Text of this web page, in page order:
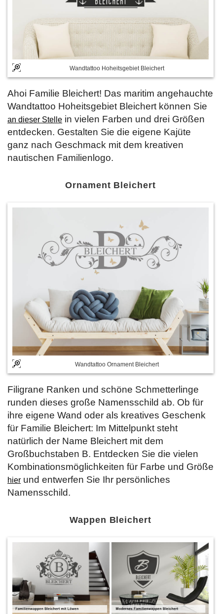
Wandtattoo Hoheitsgebiet Bleichert
Ahoi Familie Bleichert! Das maritim angehauchte
Wandtattoo Hoheitsgebiet Bleichert können Sie
an dieser Stelle in vielen Farben und drei Größen
entdecken. Gestalten Sie die eigene Kajüte
ganz nach Geschmack mit dem kreativen
nautischen Familienlogo.
Ornament Bleichert
Wandtattoo Ornament Bleichert
Filigrane Ranken und schöne Schmetterlinge
runden dieses große Namensschild ab. Ob für
ihre eigene Wand oder als kreatives Geschenk
für Familie Bleichert: Im Mittelpunkt steht
natürlich der Name Bleichert mit dem
Großbuchstaben B. Entdecken Sie die vielen
Kombinationsmöglichkeiten für Farbe und Größe
hier und entwerfen Sie Ihr persönliches
Namensschild.
Wappen Bleichert